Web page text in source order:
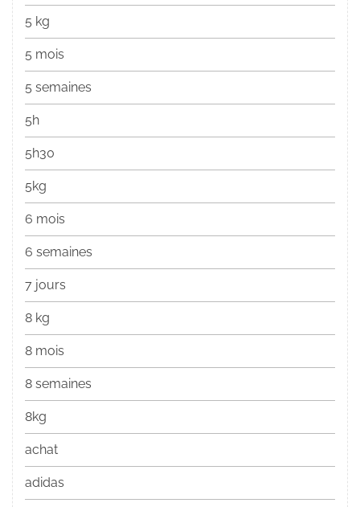
5 kg
5 mois
5 semaines
5h
5h30
5kg
6 mois
6 semaines
7 jours
8 kg
8 mois
8 semaines
8kg
achat
adidas